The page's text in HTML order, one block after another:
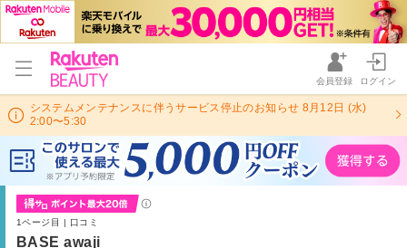
会員登録 ログイン
システムメンテナンスに伴うサービス停止のお知らせ 8月12日 (水)
2:00〜5:30
1ページ目 | 口コミ
BASE awaji